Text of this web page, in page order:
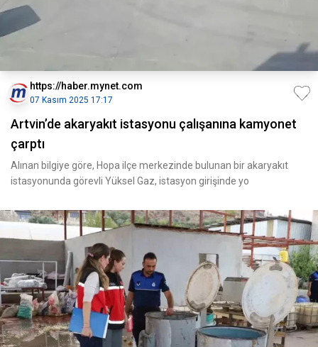
https://haber.mynet.com
07 Kasım 2025 17:17
Artvin’de akaryakıt istasyonu çalışanına kamyonet
çarptı
Alınan bilgiye göre, Hopa ilçe merkezinde bulunan bir akaryakıt
istasyonunda görevli Yüksel Gaz, istasyon girişinde yo